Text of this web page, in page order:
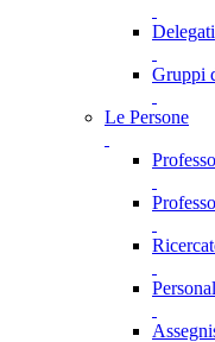
Delegati
Gruppi
Le Persone